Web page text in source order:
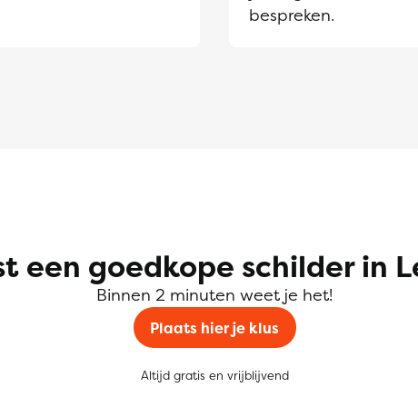
bespreken.
een goedkope schilder in
Binnen 2 minuten weet je het!
Plaats hier je klus
Altijd gratis en vrijblijvend